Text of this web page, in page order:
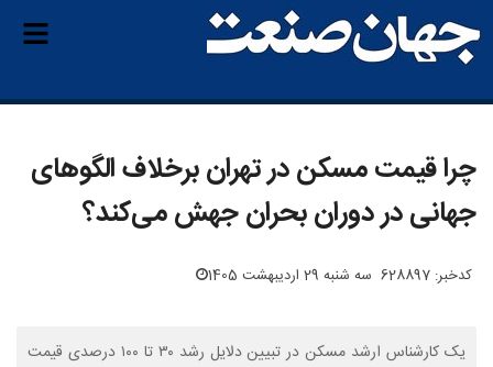
چرا قیمت مسکن در تهران برخلاف الگوهای
جهانی در دوران بحران جهش می‌کند؟
کدخبر: 628897 سه شنبه 29 اردیبهشت 1405
یک کارشناس ارشد مسکن در تبیین دلایل رشد ۳۰ تا ۱۰۰ درصدی قیمت